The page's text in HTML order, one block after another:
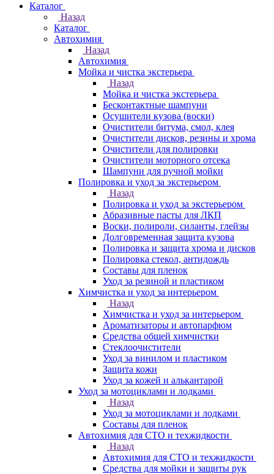
Каталог
Назад
Каталог
Автохимия
Назад
Автохимия
Мойка и чистка экстерьера
Назад
Мойка и чистка экстерьера
Бесконтактные шампуни
Осушители кузова (воски)
Очистители битума, смол, клея
Очистители дисков, резины и хрома
Очистители для полировки
Очистители моторного отсека
Шампуни для ручной мойки
Полировка и уход за экстерьером
Назад
Полировка и уход за экстерьером
Абразивные пасты для ЛКП
Воски, полироли, силанты, глейзы
Долговременная защита кузова
Полировка и защита хрома и дисков
Полировка стекол, антидождь
Составы для пленок
Уход за резиной и пластиком
Химчистка и уход за интерьером
Назад
Химчистка и уход за интерьером
Ароматизаторы и автопарфюм
Средства общей химчистки
Стеклоочистители
Уход за винилом и пластиком
Защита кожи
Уход за кожей и алькантарой
Уход за мотоциклами и лодками
Назад
Уход за мотоциклами и лодками
Составы для пленок
Автохимия для СТО и техжидкости
Назад
Автохимия для СТО и техжидкости
Средства для мойки и защиты рук